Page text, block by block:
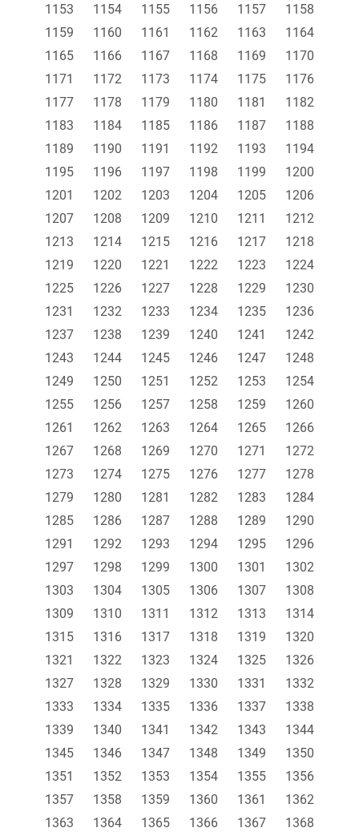
1153 1154 1155 1156 1157
1158
1159
1160 1161 1162 1163
1164
1165
1166 1167 1168 1169
1170
1171
1172 1173 1174 1175
1176
1177
1178 1179 1180 1181
1182
1183
1184 1185 1186 1187
1188
1189
1190 1191 1192 1193
1194
1195
1196 1197 1198 1199
1200
1201
1202 1203 1204 1205
1206
1207
1208 1209 1210 1211
1212
1213
1214 1215 1216 1217
1218
1219
1220 1221 1222 1223
1224
1225
1226 1227 1228 1229
1230
1231
1232 1233 1234 1235
1236
1237
1238 1239 1240 1241
1242
1243
1244 1245 1246 1247
1248
1249
1250 1251 1252 1253
1254
1255
1256 1257 1258 1259
1260
1261
1262 1263 1264 1265
1266
1267
1268 1269 1270 1271
1272
1273
1274 1275 1276 1277
1278
1279
1280 1281 1282 1283
1284
1285
1286 1287 1288 1289
1290
1291
1292 1293 1294 1295
1296
1297
1298 1299 1300 1301
1302
1303
1304 1305 1306 1307
1308
1309
1310 1311 1312 1313
1314
1315
1316 1317 1318 1319
1320
1321
1322 1323 1324 1325
1326
1327
1328 1329 1330 1331
1332
1333
1334 1335 1336 1337
1338
1339
1340 1341 1342 1343
1344
1345
1346 1347 1348 1349
1350
1351
1352 1353 1354 1355
1356
1357
1358 1359 1360 1361
1362
1363
1364 1365 1366 1367
1368